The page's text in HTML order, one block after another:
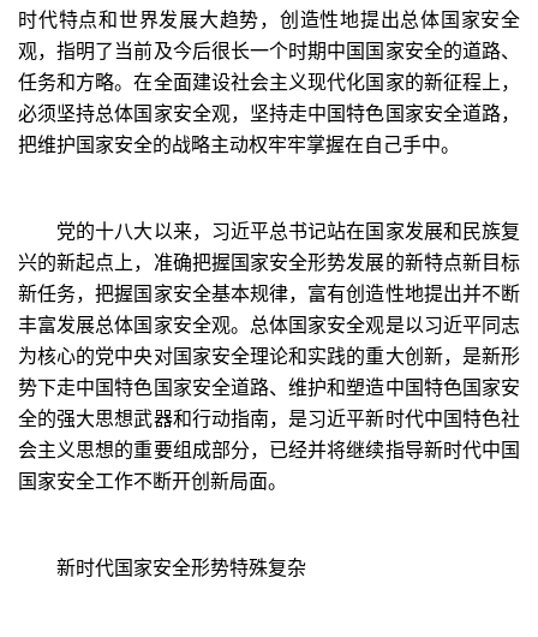
时代特点和世界发展大趋势，创造性地提出总体国家安全
观，指明了当前及今后很长一个时期中国国家安全的道路、
任务和方略。在全面建设社会主义现代化国家的新征程上，
必须坚持总体国家安全观，坚持走中国特色国家安全道路，
把维护国家安全的战略主动权牢牢掌握在自己手中。
党的十八大以来，习近平总书记站在国家发展和民族复
兴的新起点上，准确把握国家安全形势发展的新特点新目标
新任务，把握国家安全基本规律，富有创造性地提出并不断
丰富发展总体国家安全观。总体国家安全观是以习近平同志
为核心的党中央对国家安全理论和实践的重大创新，是新形
势下走中国特色国家安全道路、维护和塑造中国特色国家安
全的强大思想武器和行动指南，是习近平新时代中国特色社
会主义思想的重要组成部分，已经并将继续指导新时代中国
国家安全工作不断开创新局面。
新时代国家安全形势特殊复杂